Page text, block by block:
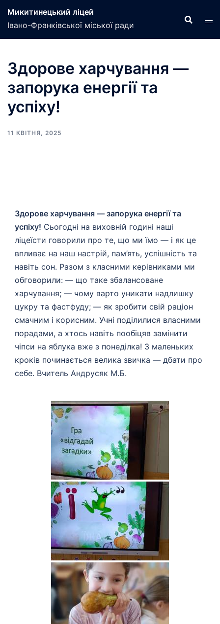
Микитинецький ліцей
Івано-Франківської міської ради
Здорове харчування —
запорука енергії та
успіху!
11 КВІТНЯ, 2025
Здорове харчування — запорука енергії та
успіху! Сьогодні на виховній годині наші
ліцеїсти говорили про те, що ми їмо — і як це
впливає на наш настрій, пам’ять, успішність та
навіть сон. Разом з класними керівниками ми
обговорили: — що таке збалансоване
харчування; — чому варто уникати надлишку
цукру та фастфуду; — як зробити свій раціон
смачним і корисним. Учні поділилися власними
порадами, а хтось навіть пообіцяв замінити
чіпси на яблука вже з понеділка! З маленьких
кроків починається велика звичка — дбати про
себе. Вчитель Андрусяк М.Б.